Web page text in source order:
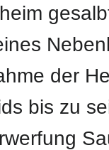
der
bis zu